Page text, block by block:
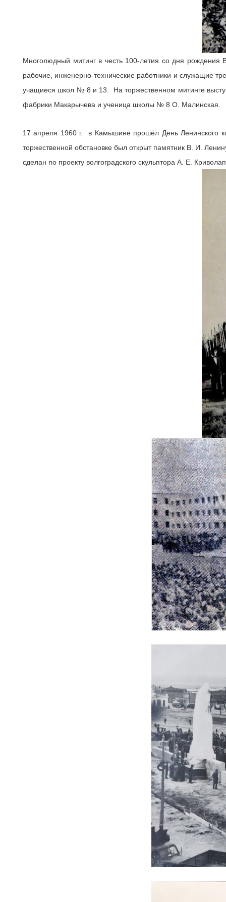
Многолюдный митинг в честь 100-летия со дня рождения
рабочие, инженерно-технические работники и служащие
учащиеся школ № 8 и 13. На торжественном митинге
фабрики Макарычева и ученица школы № 8 О. Малинская.
17 апреля 1960 г. в Камышине прошёл День Ленинского
торжественной обстановке был открыт памятник В. И.
сделан по проекту волгоградского скульптора А. Е.